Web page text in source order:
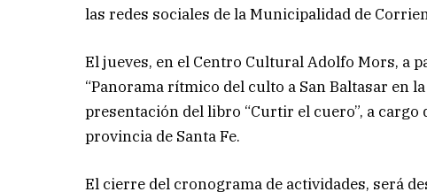
las redes sociales de la Municipalidad de
El jueves, en el Centro Cultural Adolfo Mors, a
“Panorama rítmico del culto a San Baltasar en
presentación del libro “Curtir el cuero”, a
provincia de Santa Fe.
El cierre del cronograma de actividades, será